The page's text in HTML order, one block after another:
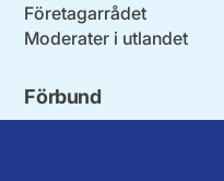
Företagarrådet
Moderater i utlandet
Förbund